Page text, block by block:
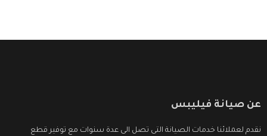
عن صيانة فيليبس
نقدم لعملائنا خدمات الصيانة التى تصل الى عدة سنوات مع توفير قطع